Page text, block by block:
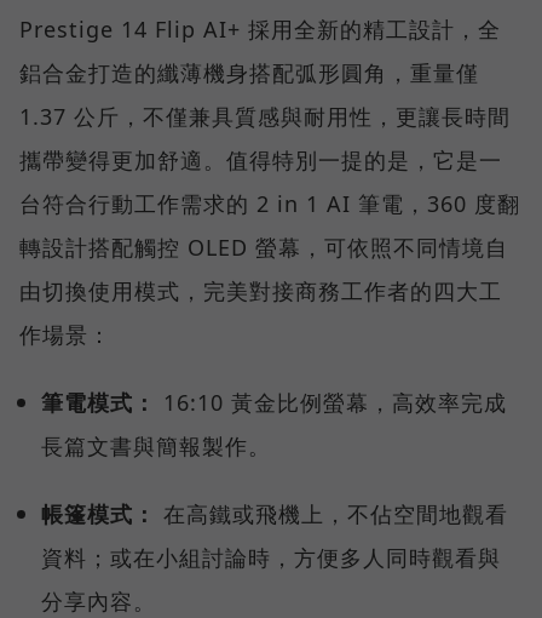
Prestige 14 Flip AI+ 採用全新的精工設計，全
鋁合金打造的纖薄機身搭配弧形圓角，重量僅
1.37 公斤，不僅兼具質感與耐用性，更讓長時間
攜帶變得更加舒適。值得特別一提的是，它是一
台符合行動工作需求的 2 in 1 AI 筆電，360 度翻
轉設計搭配觸控 OLED 螢幕，可依照不同情境自
由切換使用模式，完美對接商務工作者的四大工
作場景：
筆電模式：
16:10 黃金比例螢幕，高效率完成
長篇文書與簡報製作。
帳篷模式： 在高鐵或飛機上，不佔空間地觀看
資料；或在小組討論時，方便多人同時觀看與
分享內容。